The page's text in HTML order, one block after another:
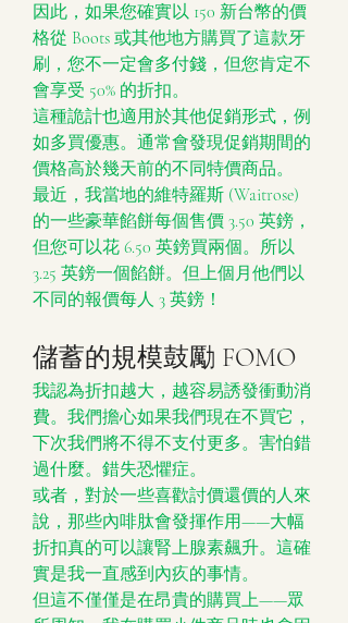
因此，如果您確實以 150 新台幣的價
格從 Boots 或其他地方購買了這款牙
刷，您不一定會多付錢，但您肯定不
會享受 50% 的折扣。
這種詭計也適用於其他促銷形式，例
如多買優惠。通常會發現促銷期間的
價格高於幾天前的不同特價商品。
最近，我當地的維特羅斯 (Waitrose)
的一些豪華餡餅每個售價 3.50 英鎊，
但您可以花 6.50 英鎊買兩個。所以
3.25 英鎊一個餡餅。但上個月他們以
不同的報價每人 3 英鎊！
儲蓄的規模鼓勵 FOMO
我認為折扣越大，越容易誘發衝動消
費。我們擔心如果我們現在不買它，
下次我們將不得不支付更多。害怕錯
過什麼。錯失恐懼症。
或者，對於一些喜歡討價還價的人來
說，那些內啡肽會發揮作用——大幅
折扣真的可以讓腎上腺素飆升。這確
實是我一直感到內疚的事情。
但這不僅僅是在昂貴的購買上——眾